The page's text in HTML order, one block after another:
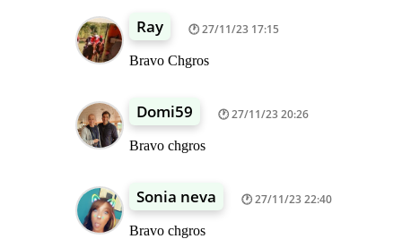
Ray 27/11/23 17:15
Bravo Chgros
Domi59 27/11/23 20:26
Bravo chgros
Sonia neva 27/11/23 22:40
Bravo chgros